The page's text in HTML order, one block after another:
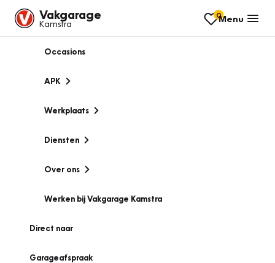
Vakgarage
Kamstra
0Menu
Occasions
APK
Werkplaats
Diensten
Over ons
Werken bij Vakgarage Kamstra
Direct naar
Garageafspraak